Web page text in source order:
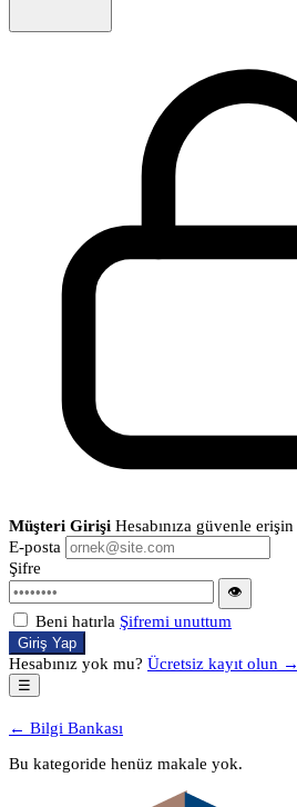
Müşteri Girişi Hesabınıza güvenle erişin
E-posta
Şifre
👁
Beni hatırla Şifremi unuttum
Giriş Yap
Hesabınız yok mu? Ücretsiz kayıt olun →
☰
← Bilgi Bankası
Bu kategoride henüz makale yok.